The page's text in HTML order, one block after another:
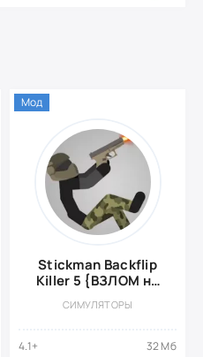
Stickman Backflip
Killer 5 {ВЗЛОМ на
СИМУЛЯТОРЫ
4.1+ 32 Мб
Мод